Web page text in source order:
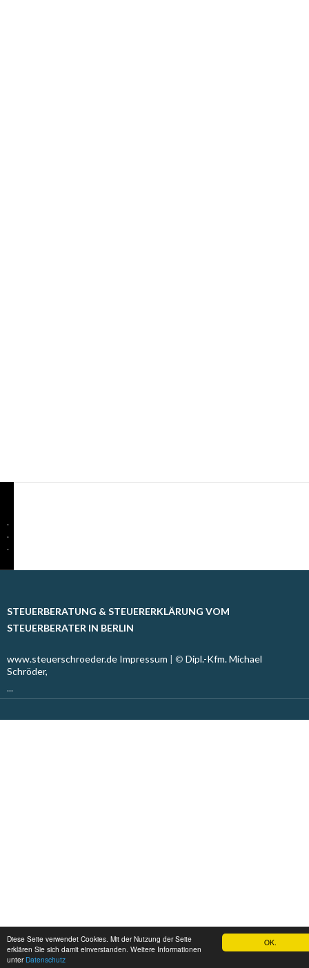
OK.
Diese Seite verwendet Cookies. Mit der Nutzung der Seite
erklären Sie sich damit einverstanden. Weitere Informationen
unter Datenschutz
.
.
.
STEUERBERATUNG & STEUERERKLÄRUNG VOM
STEUERBERATER IN BERLIN
www.steuerschroeder.de Impressum | © Dipl.-Kfm. Michael
Schröder,
...